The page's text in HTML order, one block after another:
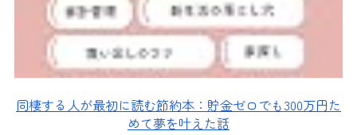
同棲する人が最初に読む節約本：貯金ゼロでも300万円た
めて夢を叶えた話